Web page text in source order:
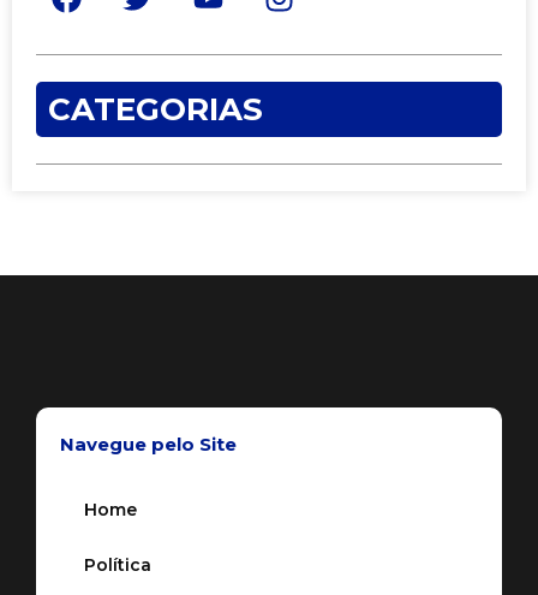
CATEGORIAS
Navegue pelo Site
Home
Política